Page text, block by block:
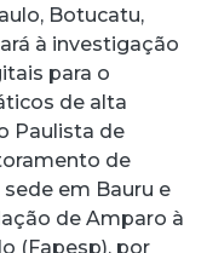
Botucatu,
à investigação
para o
de alta
Paulista de
de
em Bauru e
de Amparo à
(Fapesp), por